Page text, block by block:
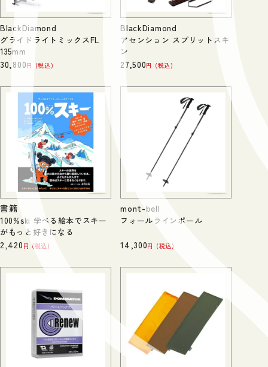
BlackDiamond
グライドライトミックスFL
135mm
30,800 税込
BlackDiamond
アセンション スプリットスキ
ン
27,500 税込
書籍
100%ski 学べる絵本でスキー
がもっと好きになる
2,420 税込
mont-bell
フォールラインポール
14,300 税込